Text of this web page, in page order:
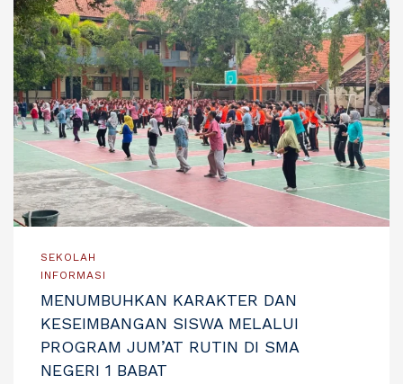
SEKOLAH
INFORMASI
MENUMBUHKAN KARAKTER DAN
KESEIMBANGAN SISWA MELALUI
PROGRAM JUM’AT RUTIN DI SMA
NEGERI 1 BABAT